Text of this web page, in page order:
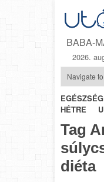
BABA-
2026.
EGÉSZSÉG
HÉTRE
Tag
diéta